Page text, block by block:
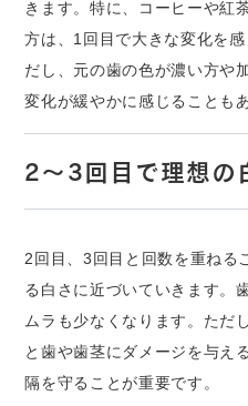
きます。特に、コーヒーや紅
方は、1回目で大きな変化を
だし、元の歯の色が濃い方や
変化が緩やかに感じることも
2〜3回目で理想の
2回目、3回目と回数を重ねる
る白さに近づいていきます。
ムラも少なくなります。ただ
と歯や歯茎にダメージを与え
隔を守ることが重要です。